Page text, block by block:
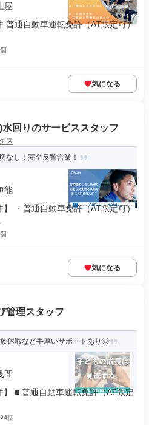
屋
普通自動車運転免許（AT限定可）
気になる
回りのサービススタッフ
ス
なし！完全反響営業！
能
・普通自動車免許（AT限定可）
気になる
管理スタッフ
休暇など手厚いサポートあり◎
間
■ 普通自動車運転免許（AT限定
個